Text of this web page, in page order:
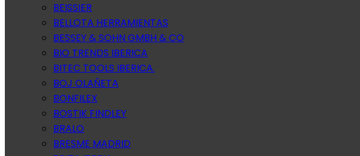
BEISSIER
BELLOTA HERRAMIENTAS
BESSEY & SOHN GMBH & CO
BIO TRENDS IBERICA
BITEC TOOLS IBERICA.
BOJ OLAÑETA
BONFILEX
BOSTIK FINDLEY
BRALO
BRESME MADRID